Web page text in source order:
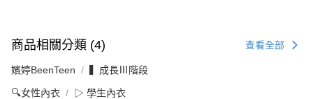
商品相關分類 (4) 查看全部
嬪婷BeenTeen ▍成長Ⅲ階段
🔍女性內衣 ▷ 學生內衣